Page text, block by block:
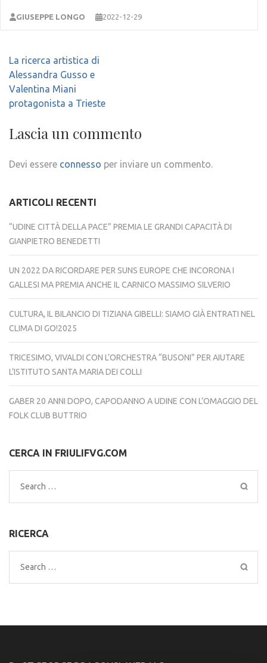
GIUSEPPE LONGO 2022-12-29
Navigazione
articoli
La ricerca artistica di
Alessandra Gusso e
Valentina Miani
protagonista a Trieste
Lascia un commento
Devi essere connesso per inviare un commento.
ARTICOLI RECENTI
“UDINE CITTÀ DELLA PACE” PREMIA LE GRANDI CAPACITÀ DI
GIANPIETRO BENEDETTI
UN 2022 DA RICORDARE PER SUNS EUROPE CHE INCORONA I
GALLESI MA PREMIA ANCHE IL CARNICO MASSIMO SILVERIO
CULTURA, IL BILANCIO DI TIZIANA GIBELLI: SIAMO GIÀ ENTRATI NEL
CLIMA DI GO!2025
TRICESIMO, VIVALDI CON L’ORCHESTRA “BUSONI” PER AIUTARE
L’ISTITUTO SANTA MARIA DEI COLLI
GABER 20 ANNI DOPO, CAPODANNO A UDINE CON L’OMAGGIO DEL
FOLK CLUB BUTTRIO
CERCA IN FRIULIFVG.COM
Search
for:
RICERCA
Search
for: